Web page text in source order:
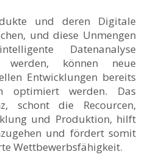
und deren Digitale
und diese Unmengen
Datenanalyse
werden, können neue
Entwicklungen bereits
optimiert werden. Das
schont die Recourcen,
und Produktion, hilft
und fördert somit
Wettbewerbsfähigkeit.